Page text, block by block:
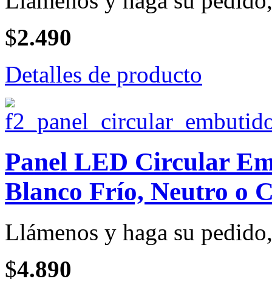
$2.490
Detalles de producto
Panel LED Circular
Blanco Frío, Neutro o
Llámenos y haga su
$4.890